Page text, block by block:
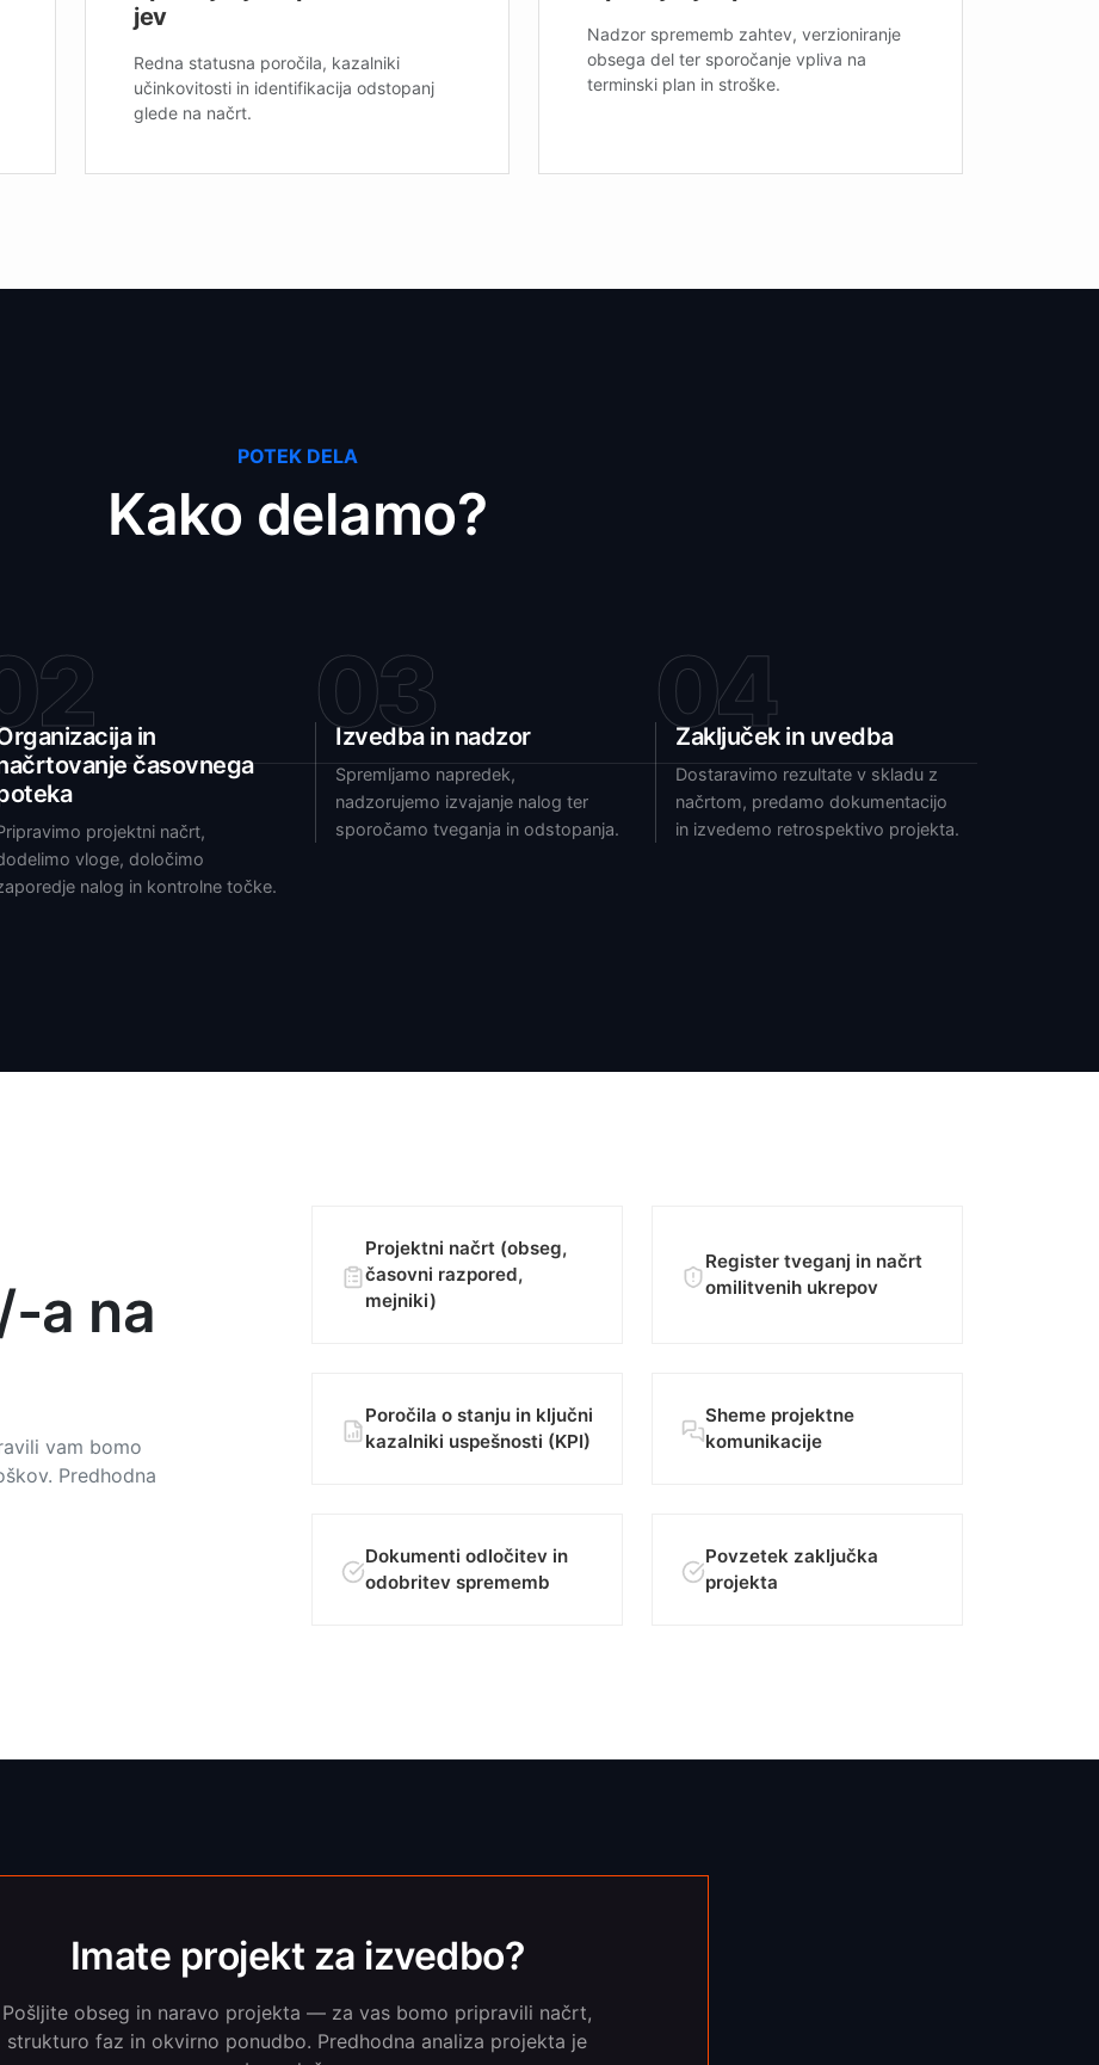
jev
Redna statusna poročila, kazalniki
učinkovitosti in identifikacija odstopanj
glede na načrt.
Nadzor sprememb zahtev, verzioniranje
obsega del ter sporočanje vpliva na
terminski plan in stroške.
POTEK DELA
Kako delamo?
in
časovnega
projektni načrt,
vloge, določimo
nalog in kontrolne točke.
03
Izvedba in nadzor
Spremljamo napredek,
nadzorujemo izvajanje nalog ter
sporočamo tveganja in odstopanja.
04
Zaključek in uvedba
Dostaravimo rezultate v skladu z
načrtom, predamo dokumentacijo
in izvedemo retrospektivo projekta.
a na
vam bomo
Predhodna
Projektni načrt (obseg,
časovni razpored,
mejniki)
Register tveganj in načrt
omilitvenih ukrepov
Poročila o stanju in ključni
kazalniki uspešnosti (KPI)
Sheme projektne
komunikacije
Dokumenti odločitev in
odobritev sprememb
Povzetek zaključka
projekta
Imate projekt za izvedbo?
Pošljite obseg in naravo projekta — za vas bomo pripravili načrt,
strukturo faz in okvirno ponudbo. Predhodna analiza projekta je